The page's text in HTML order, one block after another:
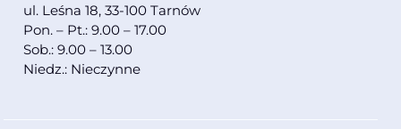
ul. Leśna 18, 33-100 Tarnów
Pon. – Pt.: 9.00 – 17.00
Sob.: 9.00 – 13.00
Niedz.: Nieczynne